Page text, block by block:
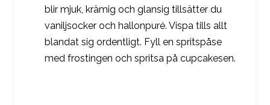
blir mjuk, krämig och glansig tillsätter du
vaniljsocker och hallonpuré. Vispa tills allt
blandat sig ordentligt. Fyll en spritspåse
med frostingen och spritsa på cupcakesen.